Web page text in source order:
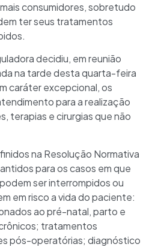
consumidores, sobretudo
ter seus tratamentos
decidiu, em reunião
na tarde desta quarta-feira
caráter excepcional, os
para a realização
terapias e cirurgias que não
na Resolução Normativa
para os casos em que
ser interrompidos ou
em risco a vida do paciente:
ao pré-natal, parto e
tratamentos
pós-operatórias; diagnóstico